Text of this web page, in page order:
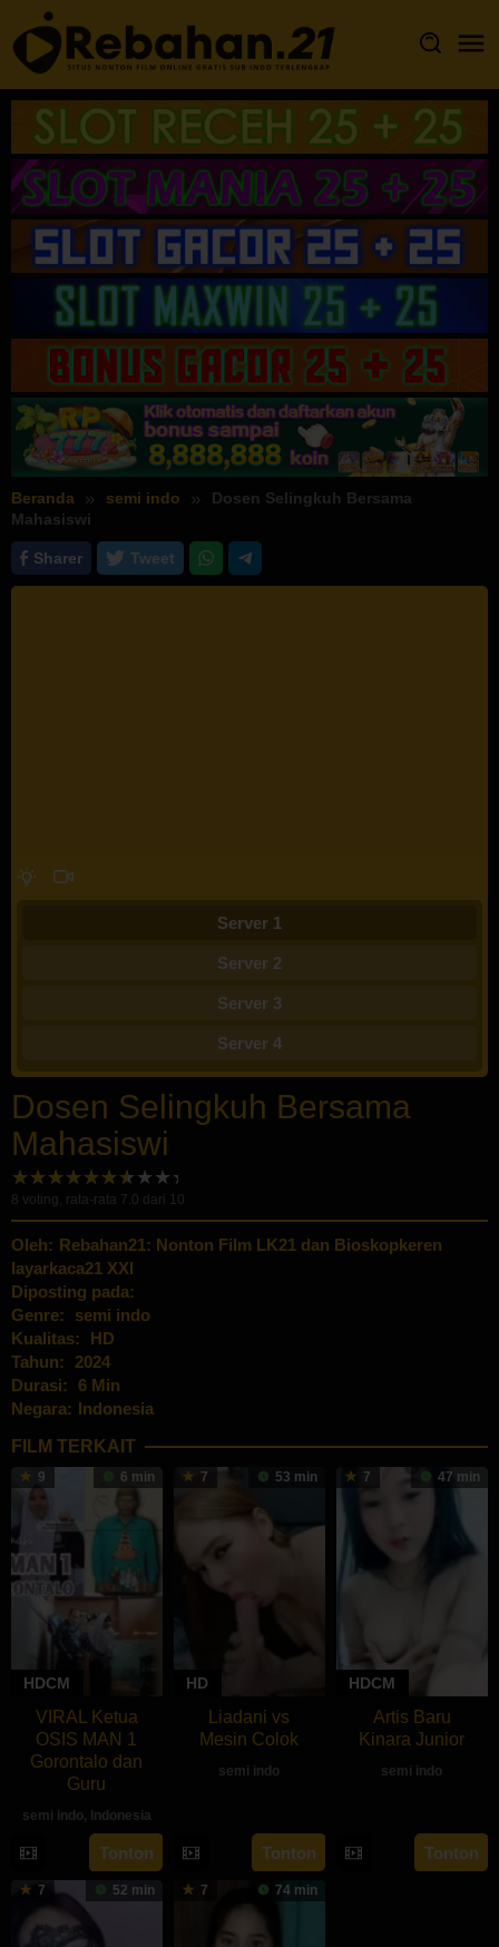
Loncat
ke
konten
Beranda semi indo
Dosen Selingkuh Bersama
Mahasiswi
Sharer Tweet
Server 1
Server 2
Server 3
Server 4
Dosen Selingkuh Bersama
Mahasiswi
8 voting, rata-rata 7.0 dari 10
Oleh: Rebahan21: Nonton Film LK21 dan Bioskopkeren
layarkaca21 XXI
Diposting pada:
Genre:
semi indo
Kualitas:
HD
Tahun:
2024
Durasi:
6 Min
Negara: Indonesia
FILM TERKAIT
9 6 min
HDCM
VIRAL Ketua
OSIS MAN 1
Gorontalo dan
Guru
semi indo, Indonesia
Tonton
7 53 min
HD
Liadani vs
Mesin Colok
semi indo
Tonton
7 47 min
HDCM
Artis Baru
Kinara Junior
semi indo
Tonton
7 52 min 7 74 min